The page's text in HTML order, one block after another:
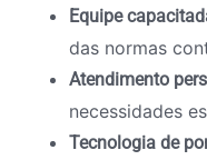
Equipe
das normas
Atendimento
necessidades
Tecnologia de